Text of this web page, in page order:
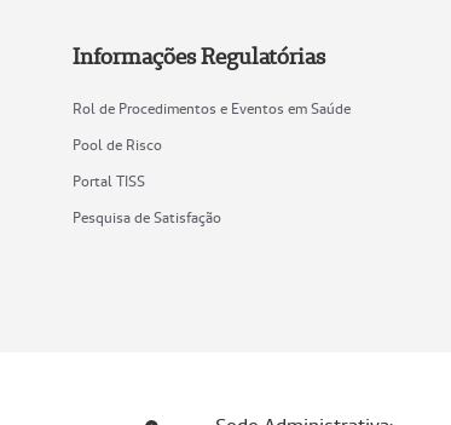
Informações Regulatórias
Rol de Procedimentos e Eventos em Saúde
Pool de Risco
Portal TISS
Pesquisa de Satisfação